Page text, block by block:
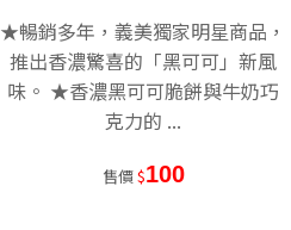
★暢銷多年，義美獨家明星商品，
推出香濃驚喜的「黑可可」新風
味。 ★香濃黑可可脆餅與牛奶巧
克力的 ...
售價$100